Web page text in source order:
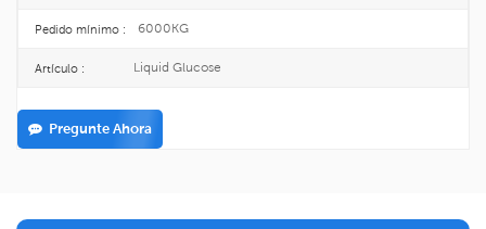
Pedido mínimo : 6000KG
Artículo : Liquid Glucose
Pregunte Ahora